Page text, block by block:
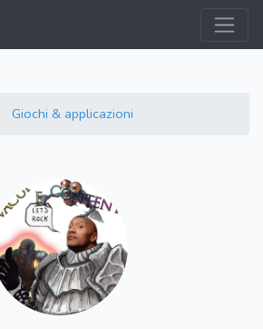
Giochi & applicazioni